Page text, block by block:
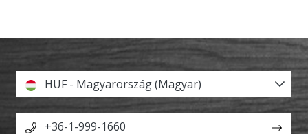
HUF - Magyarország (Magyar)
+36-1-999-1660